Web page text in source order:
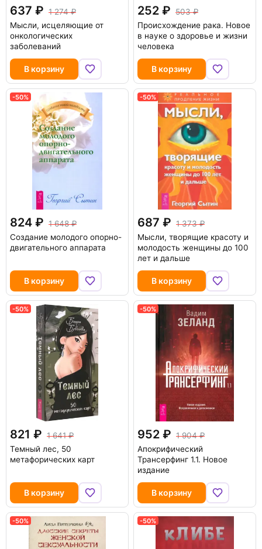
637
1 274
Мысли, исцеляющие от
онкологических
заболеваний
В корзину
252
503
Происхождение рака. Новое
в науке о здоровье и жизни
человека
В корзину
-50%
824
1 648
Создание молодого опорно-
двигательного аппарата
В корзину
-50%
687
1 373
Мысли, творящие красоту и
молодость женщины до 100
лет и дальше
В корзину
-50%
821
1 641
Темный лес, 50
метафорических карт
В корзину
-50%
952
1 904
Апокрифический
Трансерфинг 1.1. Новое
издание
В корзину
-50% -50%